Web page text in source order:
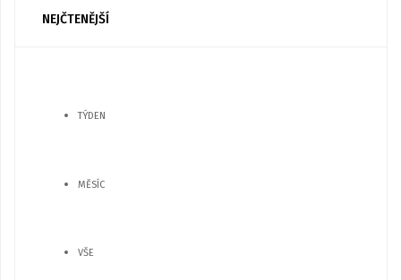
NEJČTENĚJŠÍ
TÝDEN
MĚSÍC
VŠE